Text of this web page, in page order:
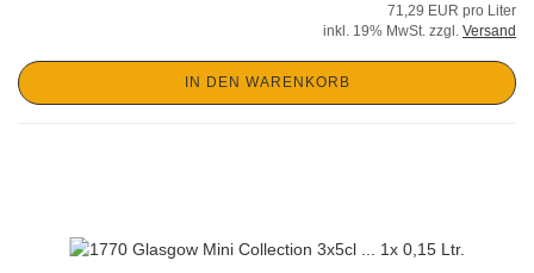
71,29 EUR pro Liter
inkl. 19% MwSt. zzgl. Versand
IN DEN WARENKORB